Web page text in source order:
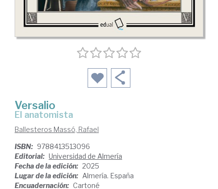
Versalio
el anatomista
Ballesteros Massó, Rafael
ISBN: 9788413513096
Editorial: Universidad de Almería
Fecha de la edición: 2025
Lugar de la edición: Almería. España
Encuadernación: Cartoné